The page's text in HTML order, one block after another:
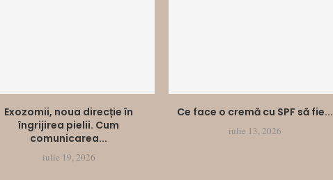
Exozomii, noua direcție în
îngrijirea pielii. Cum
comunicarea...
iulie 19, 2026
Ce face o cremă cu SPF să fie...
iulie 13, 2026